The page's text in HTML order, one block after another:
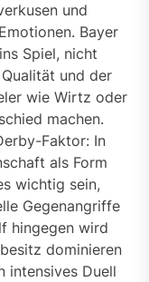
und
Bayer
Spiel, nicht
und der
wie Wirtz oder
machen.
Faktor: In
als Form
wichtig sein,
Gegenangriffe
hingegen wird
dominieren
intensives Duell